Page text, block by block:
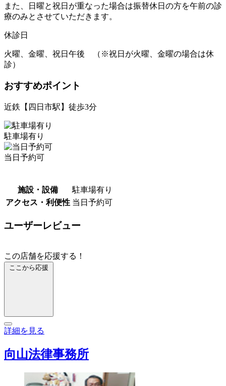
また、日曜と祝日が重なった場合は振替休日の方を午前の診
療のみとさせていただきます。
休診日
火曜、金曜、祝日午後 （※祝日が火曜、金曜の場合は休
診）
おすすめポイント
近鉄【四日市駅】徒歩3分
駐車場有り
当日予約可
施設・設備
駐車場有り
アクセス・利便性 当日予約可
ユーザーレビュー
この店舗を応援する！
ここから応援
詳細を見る
向山法律事務所